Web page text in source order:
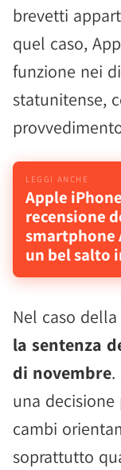
brevetti
quel caso,
funzione nei
statunitense,
Apple
recensione
smartphone
un bel salto
Nel caso
la sentenza
di novembre.
una decisione
cambi
soprattutto